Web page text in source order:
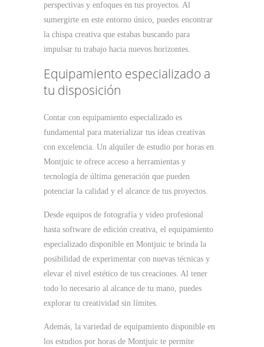
perspectivas y enfoques en tus proyectos. Al
sumergirte en este entorno único, puedes encontrar
la chispa creativa que estabas buscando para
impulsar tu trabajo hacia nuevos horizontes.
Equipamiento especializado a
tu disposición
Contar con equipamiento especializado es
fundamental para materializar tus ideas creativas
con excelencia. Un alquiler de estudio por horas en
Montjuic te ofrece acceso a herramientas y
tecnología de última generación que pueden
potenciar la calidad y el alcance de tus proyectos.
Desde equipos de fotografía y video profesional
hasta software de edición creativa, el equipamiento
especializado disponible en Montjuic te brinda la
posibilidad de experimentar con nuevas técnicas y
elevar el nivel estético de tus creaciones. Al tener
todo lo necesario al alcance de tu mano, puedes
explorar tu creatividad sin límites.
Además, la variedad de equipamiento disponible en
los estudios por horas de Montjuic te permite